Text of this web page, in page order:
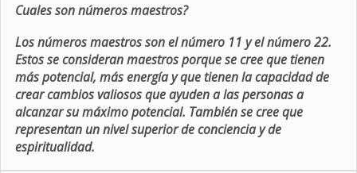
Cuales son números maestros?
Los números maestros son el número 11 y el número 22.
Estos se consideran maestros porque se cree que tienen
más potencial, más energía y que tienen la capacidad de
crear cambios valiosos que ayuden a las personas a
alcanzar su máximo potencial. También se cree que
representan un nivel superior de conciencia y de
espiritualidad.